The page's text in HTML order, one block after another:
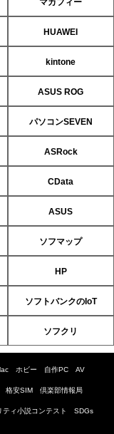
マカフィー
HUAWEI
kintone
ASUS ROG
パソコンSEVEN
ASRock
CData
ASUS
ソフマップ
HP
ソフトバンクのIoT
ソフクリ
ホビー 自作PC AV
格安SIM 倶楽部情報局
ィ小説コンテスト SDGs